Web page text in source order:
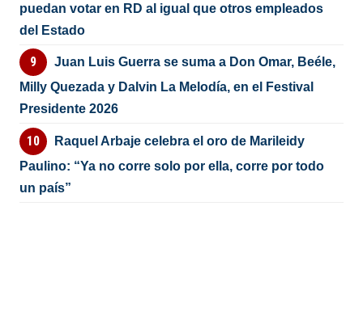
puedan votar en RD al igual que otros empleados
del Estado
Juan Luis Guerra se suma a Don Omar, Beéle,
Milly Quezada y Dalvin La Melodía, en el Festival
Presidente 2026
Raquel Arbaje celebra el oro de Marileidy
Paulino: “Ya no corre solo por ella, corre por todo
un país”